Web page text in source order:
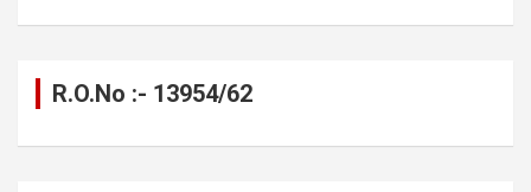
R.O.No :- 13954/62